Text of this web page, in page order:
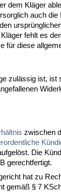
dem Kläger
auch
fehlt es
für die­se
zulässig ist, ist
zwi­schen
Die
ge­recht­fer­tigt.
hat zu
gemäß § 7